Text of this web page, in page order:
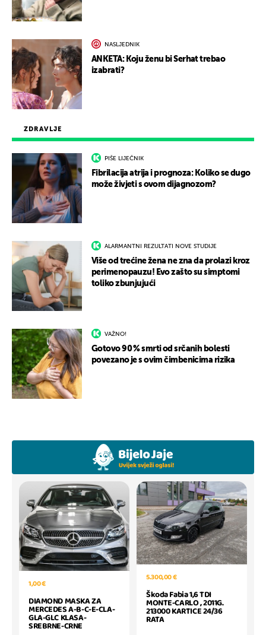
ZDRAVLJE
PIŠE LIJEČNIK
Fibrilacija atrija i prognoza: Koliko se dugo
može živjeti s ovom dijagnozom?
ALARMANTNI REZULTATI NOVE STUDIJE
Više od trećine žena ne zna da prolazi kroz
perimenopauzu! Evo zašto su simptomi
toliko zbunjujući
VAŽNO!
Gotovo 90 % smrti od srčanih bolesti
povezano je s ovim čimbenicima rizika
NASLJEDNIK
ANKETA: Koju ženu bi Serhat trebao
izabrati?
1,00 €
DIAMOND MASKA ZA
MERCEDES A-B-C-E-CLA-
GLA-GLC KLASA-
SREBRNE-CRNE
5.300,00 €
Škoda Fabia 1,6 TDI
MONTE-CARLO , 2011G.
213000 KARTICE 24/36
RATA